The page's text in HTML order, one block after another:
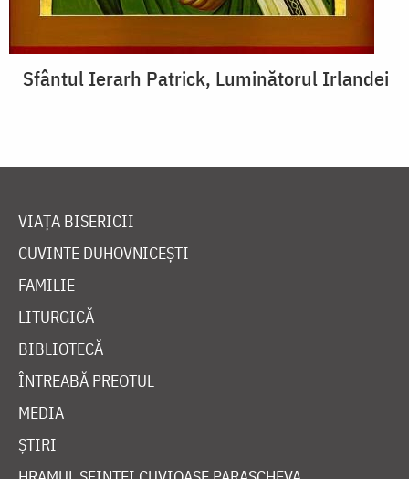
Sfântul Ierarh Patrick, Luminătorul Irlandei
VIAȚA BISERICII
CUVINTE DUHOVNICEȘTI
FAMILIE
LITURGICĂ
BIBLIOTECĂ
ÎNTREABĂ PREOTUL
MEDIA
ȘTIRI